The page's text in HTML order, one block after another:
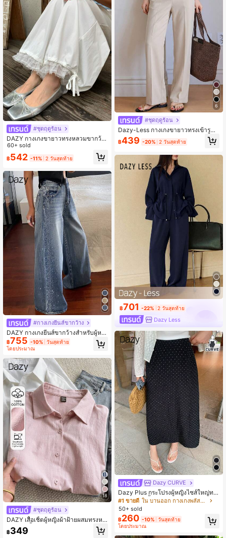
#ชุดฤดูร้อน
DAZY กางเกงขายาวทรงหลวมขากว้า
งสำหรับผู้หญิง, กางเกงลำลองสำหรับวั
นหยุดและการเดินทาง, สีพื้น, เอวยางยื
ด, ชายลูกไม้ตัดกัน
60+ sold
฿542 -11% 2 วันสุดท้าย
#กางเกงยีนส์ขากว้าง
DAZY กางเกงยีนส์ขากว้างสำหรับผู้หญิ
ง ลายฟอกขาด ตกแต่งด้วยคริสตัล สำห
รับใส่ไปเที่ยวพักผ่อนและไปโรงเรียน
฿755 -10% วันสุดท้าย
โดยประมาณ
18
#ชุดฤดูร้อน
DAZY เสื้อเชิ้ตผู้หญิงผ้าฝ้ายผสมทรงหล
วมสีม่วงพื้น ลำลองอเนกประสงค์ แขนย
าว สำหรับโรงเรียน
฿349
6
#ชุดฤดูร้อน
Dazy-Less กางเกงขายาวทรงเข้ารูปเ
รียบง่ายสำหรับใส่ทำงาน
฿439 -20% 2 วันสุดท้าย
฿701 -22% 2 วันสุดท้าย
Dazy Less
Dazy CURVE
Dazy Plus กระโปรงผู้หญิงไซส์ใหญ่ทร
งเอ ลายจุดทั้งตัว สไตล์เกาหลี น่ารัก ลำ
ลอง สีดำ ยาว ใส่ได้หลายโอกาส สำหรั
บฤดูใบไม้ผลิ ฤดูร้อน และฤดูใบไม้ร่วง
#1 ขายดี
ใน บานออก กางเกงพลัสไซส์
50+ sold
฿260 -10% วันสุดท้าย
โดยประมาณ